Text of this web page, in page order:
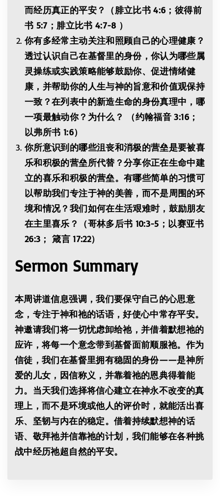
而经历真正的平安？（腓立比书 4:6；彼得前
书 5:7；腓立比书 4:7-8 ）
你有多经常主动关注和照顾自己的心理健康？
透过认识自己在基督里的身份，你认为哪些属
灵操练或实践策略能够鼓励你、促进情绪健
康，并帮助你的人生与神的旨意和价值观保持
一致？在列表中的新造生命的身份真理中，哪
一项最触动你？为什么？ （约翰福音 3:16；
以弗所书 1:6）
你所意识到的哪些沮丧和消极的营垒是要被喜
乐和积极的营垒所代替？分享你正在生命中建
立的喜乐和积极的营垒。有哪些简单的习惯可
以帮助我们专注于神的美善，而不是周围的环
境和情况？我们如何在生活艰难时，鼓励朋友
在主里喜乐？（哥林多后书 10:3-5；以赛亚书
26:3； 箴言 17:22）
Sermon Summary
本周讲道信息强调，我们要保守自己的心思意
念，专注于神和祂的话语，好使心中常存平安。
神邀请我们将一切忧虑卸给祂，并借着默想祂的
应许，将每一个意念带到基督面前顺服祂。作为
信徒，我们在基督里拥有稳固的身份——是神所
爱的儿女，因信称义，并靠着祂的恩典得着能
力。当天我们选择将信心建立在神永不改变的真
理上，而不是环境或他人的评价时，就能活出喜
乐、坚韧与内在的稳定。借着持续默想神的话
语、敬拜祂并信靠祂的计划，我们能够在各种挑
战中经历祂超自然的平安。